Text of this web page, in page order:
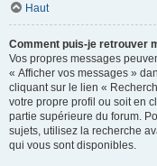
Haut
Comment puis-je retrouver
Vos propres messages
« Afficher vos messages »
cliquant sur le lien «
votre propre profil ou soit en
partie supérieure du forum.
sujets, utilisez la recherche
qui vous sont disponibles.